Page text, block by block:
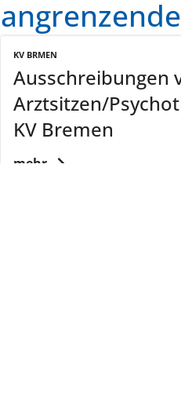
KV BRMEN
Ausschreibungen
Arztsitzen/
KV Bremen
mehr